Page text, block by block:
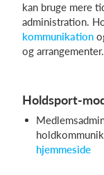
kan bruge mere
administration.
kommunikation
og arrangementer.
Holdsport-
hjemmeside